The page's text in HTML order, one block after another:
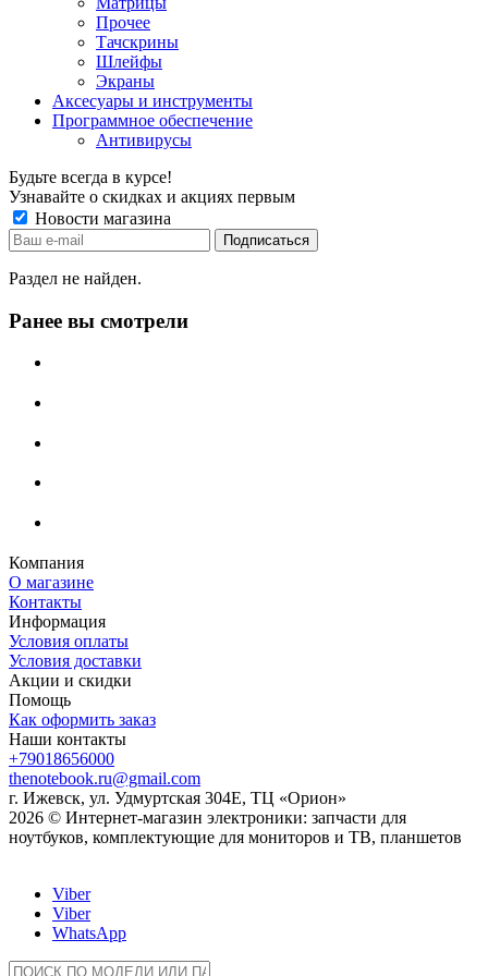
Прочее
Тачскрины
Шлейфы
Экраны
Аксесуары и инструменты
Программное обеспечение
Антивирусы
Будьте всегда в курсе!
Узнавайте о скидках и акциях первым
Новости магазина
Раздел не найден.
Ранее вы смотрели
Компания
О магазине
Контакты
Информация
Условия оплаты
Условия доставки
Акции и скидки
Помощь
Как оформить заказ
Наши контакты
+79018656000
thenotebook.ru@gmail.com
г. Ижевск, ул. Удмуртская 304Е, ТЦ «Орион»
2026 © Интернет-магазин электроники: запчасти для
ноутбуков, комплектующие для мониторов и ТВ, планшетов
Viber
Viber
WhatsApp